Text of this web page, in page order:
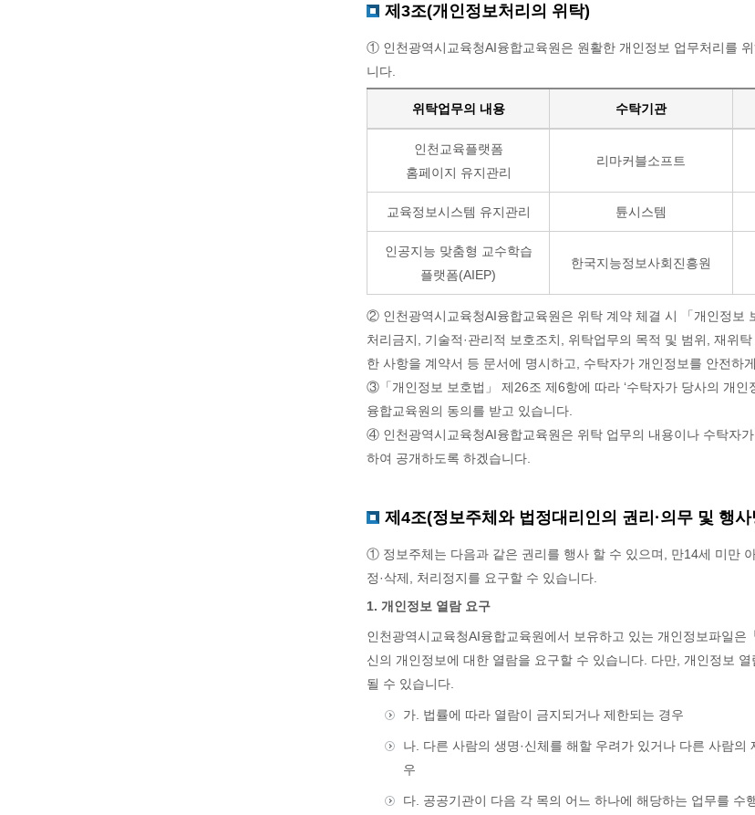
제3조(개인정보처리의 위탁)
① 인천광역시교육청AI융합교육원은 원활한 개인정보 업무처리를
니다.
위탁업무의 내용 수탁기관
인천교육플랫폼
홈페이지 유지관리
리마커블소프트
교육정보시스템 유지관리 튠시스템
인공지능 맞춤형 교수학습
플랫폼(AIEP)
한국지능정보사회진흥원
② 인천광역시교육청AI융합교육원은 위탁 계약 체결 시 「개인정보
처리금지, 기술적·관리적 보호조치, 위탁업무의 목적 및 범위, 재위
한 사항을 계약서 등 문서에 명시하고, 수탁자가 개인정보를 안전하
③「개인정보 보호법」 제26조 제6항에 따라 ‘수탁자가 당사의 개인
융합교육원의 동의를 받고 있습니다.
④ 인천광역시교육청AI융합교육원은 위탁 업무의 내용이나 수탁자
하여 공개하도록 하겠습니다.
제4조(정보주체와 법정대리인의 권리·의무 및 행사
① 정보주체는 다음과 같은 권리를 행사 할 수 있으며, 만14세 미만
정·삭제, 처리정지를 요구할 수 있습니다.
1. 개인정보 열람 요구
인천광역시교육청AI융합교육원에서 보유하고 있는 개인정보파일
신의 개인정보에 대한 열람을 요구할 수 있습니다. 다만, 개인정보
될 수 있습니다.
가. 법률에 따라 열람이 금지되거나 제한되는 경우
나. 다른 사람의 생명·신체를 해할 우려가 있거나 다른 사람
우
다. 공공기관이 다음 각 목의 어느 하나에 해당하는 업무를 수